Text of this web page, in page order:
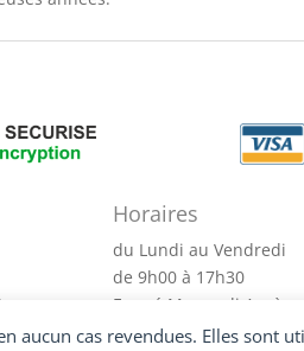
aucun cas revendues. Elles sont
Horaires
du Lundi au Vendredi
de 9h00 à 17h30
Fermé Mercredi Après-